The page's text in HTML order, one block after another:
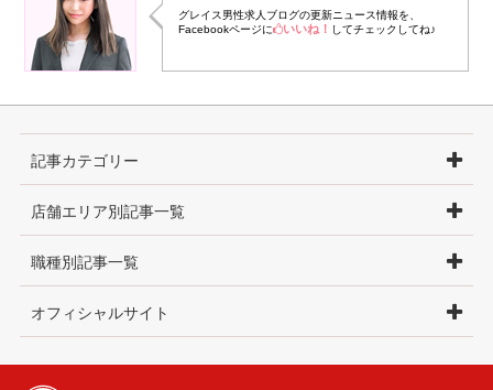
グレイス男性求人ブログの更新ニュース情報を、
Facebookページに
いいね！ してチェックしてね♪
記事カテゴリー
店舗エリア別記事一覧
職種別記事一覧
オフィシャルサイト